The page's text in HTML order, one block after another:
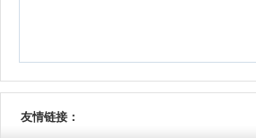
友情链接：